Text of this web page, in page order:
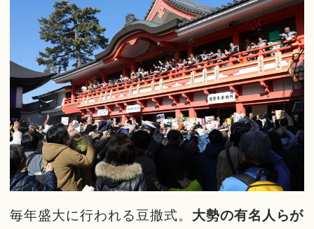
毎年盛大に行われる豆撒式。 大勢の有名人らが